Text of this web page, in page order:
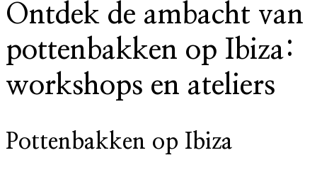
Ontdek de ambacht van
pottenbakken op Ibiza:
workshops en ateliers
Pottenbakken op Ibiza